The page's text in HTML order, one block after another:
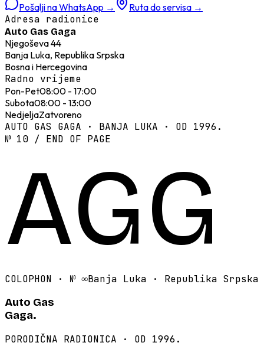
Pošalji na WhatsApp → Ruta do servisa →
Adresa radionice
Auto Gas Gaga
Njegoševa 44
Banja Luka, Republika Srpska
Bosna i Hercegovina
Radno vrijeme
Pon-Pet08:00 - 17:00
Subota08:00 - 13:00
NedjeljaZatvoreno
AUTO GAS GAGA · BANJA LUKA · OD 1996.
№ 10 / END OF PAGE
AGG
COLOPHON · № ∞Banja Luka · Republika Srpska
Auto Gas
Gaga.
PORODIČNA RADIONICA · OD 1996.